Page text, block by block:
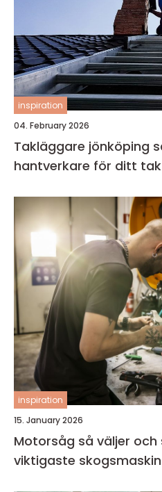
inspiration
04. February 2026
Takläggare jönköping så väljer du rätt
hantverkare för ditt tak
inspiration
15. January 2026
Motorsåg så väljer och sköter du din
viktigaste skogsmaskin